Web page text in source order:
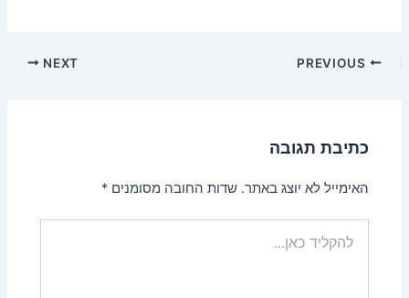
Post
NEXT
כתיבת תגובה
האימייל לא יוצג באתר. שדות החובה מסומנים*
כאן...